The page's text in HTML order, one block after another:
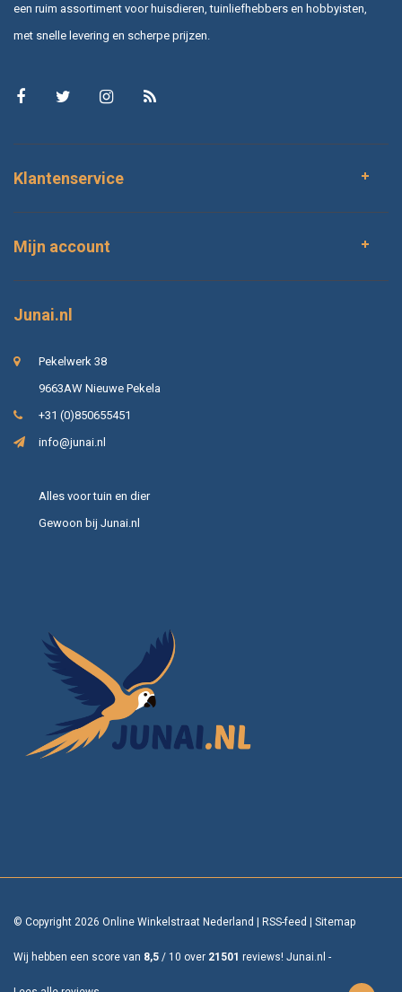
een ruim assortiment voor huisdieren, tuinliefhebbers en hobbyisten,
met snelle levering en scherpe prijzen.
Klantenservice
Mijn account
Junai.nl
Pekelwerk 38
9663AW Nieuwe Pekela
+31 (0)850655451
info@junai.nl
Alles voor tuin en dier
Gewoon bij Junai.nl
© Copyright 2026 Online Winkelstraat Nederland RSS-feed Sitemap
Wij hebben een score van 8,5 / 10 over 21501 reviews! Junai.nl -